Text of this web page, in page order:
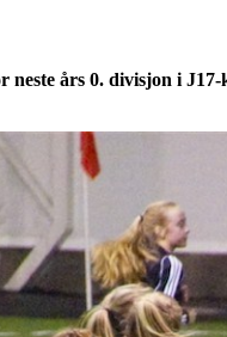
års 0. divisjon i J17-